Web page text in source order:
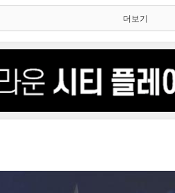
더보기